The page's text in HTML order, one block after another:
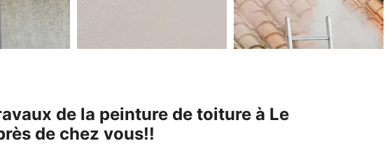
de la peinture de toiture à Le
de chez vous!!